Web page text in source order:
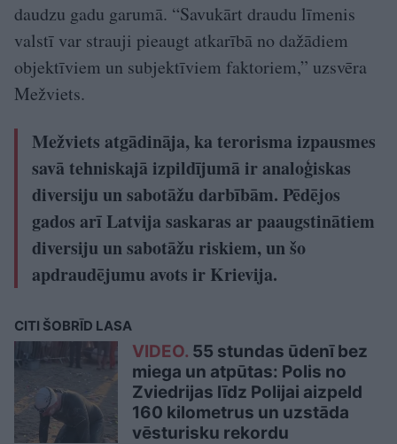
daudzu gadu garumā. “Savukārt draudu līmenis
valstī var strauji pieaugt atkarībā no dažādiem
objektīviem un subjektīviem faktoriem,” uzsvēra
Mežviets.
Mežviets atgādināja, ka terorisma izpausmes
savā tehniskajā izpildījumā ir analoģiskas
diversiju un sabotāžu darbībām. Pēdējos
gados arī Latvija saskaras ar paaugstinātiem
diversiju un sabotāžu riskiem, un šo
apdraudējumu avots ir Krievija.
CITI ŠOBRĪD LASA
VIDEO. 55 stundas ūdenī bez
miega un atpūtas: Polis no
Zviedrijas līdz Polijai aizpeld
160 kilometrus un uzstāda
vēsturisku rekordu